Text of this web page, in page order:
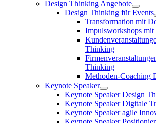
Design Thinking Angebote
Design Thinking für Events
Transformation mit
Impulsworkshops
Thinking
Thinking
Methoden-Coaching
Keynote Speaker
Keynote Speaker Design
Keynote Speaker Digitale
Keynote Speaker agile